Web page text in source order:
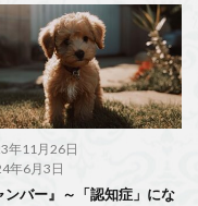
年11月26日
年6月3日
ンバー』～「認知症」にな